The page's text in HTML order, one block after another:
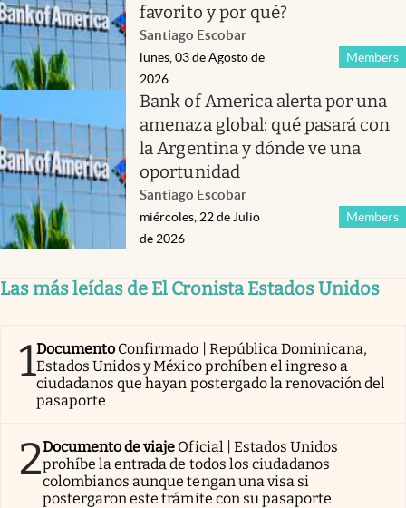
favorito y por qué?
Santiago Escobar
Members
lunes, 03 de Agosto de
2026
Bank of America alerta por una
amenaza global: qué pasará con
la Argentina y dónde ve una
oportunidad
Santiago Escobar
Members
miércoles, 22 de Julio
de 2026
Las más leídas de El Cronista Estados Unidos
1Documento Confirmado | República Dominicana,
Estados Unidos y México prohíben el ingreso a
ciudadanos que hayan postergado la renovación del
pasaporte
2Documento de viaje Oficial | Estados Unidos
prohíbe la entrada de todos los ciudadanos
colombianos aunque tengan una visa si
postergaron este trámite con su pasaporte